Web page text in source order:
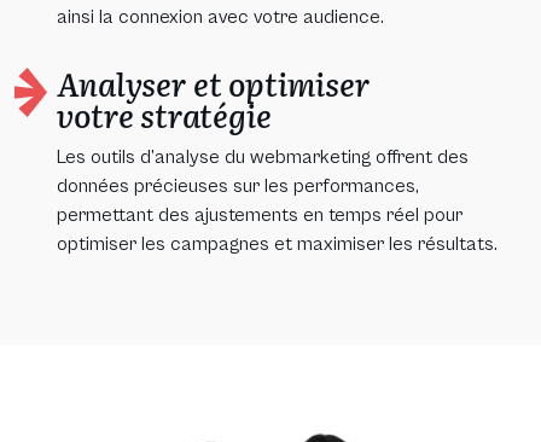
ainsi la connexion avec votre audience.
Analyser et optimiser
votre stratégie
Les outils d’analyse du webmarketing offrent des
données précieuses sur les performances,
permettant des ajustements en temps réel pour
optimiser les campagnes et maximiser les résultats.